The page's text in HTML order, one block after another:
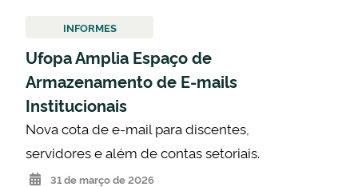
INFORMES
Ufopa Amplia Espaço de
Armazenamento de E-mails
Institucionais
Nova cota de e-mail para discentes,
servidores e além de contas setoriais.
31 de março de 2026